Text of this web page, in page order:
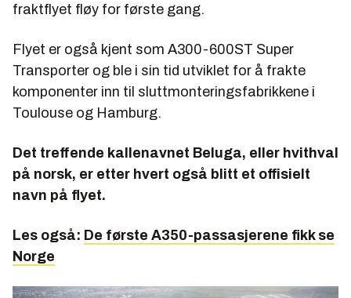
fraktflyet fløy for første gang.
Flyet er også kjent som A300-600ST Super
Transporter og ble i sin tid utviklet for å frakte
komponenter inn til sluttmonteringsfabrikkene i
Toulouse og Hamburg.
Det treffende kallenavnet Beluga, eller hvithval
på norsk, er etter hvert også blitt et offisielt
navn på flyet.
Les også: De første A350-passasjerene fikk se
Norge